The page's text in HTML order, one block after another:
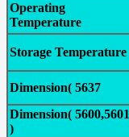
Operating
Temperature
Storage Temperature
Dimension( 5637
Dimension( 5600,5601
)